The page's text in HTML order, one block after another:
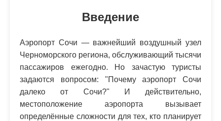
Введение
Аэропорт Сочи — важнейший воздушный узел
Черноморского региона, обслуживающий тысячи
пассажиров ежегодно. Но зачастую туристы
задаются вопросом: "Почему аэропорт Сочи
далеко от Сочи?" И действительно,
местоположение аэропорта вызывает
определённые сложности для тех, кто планирует